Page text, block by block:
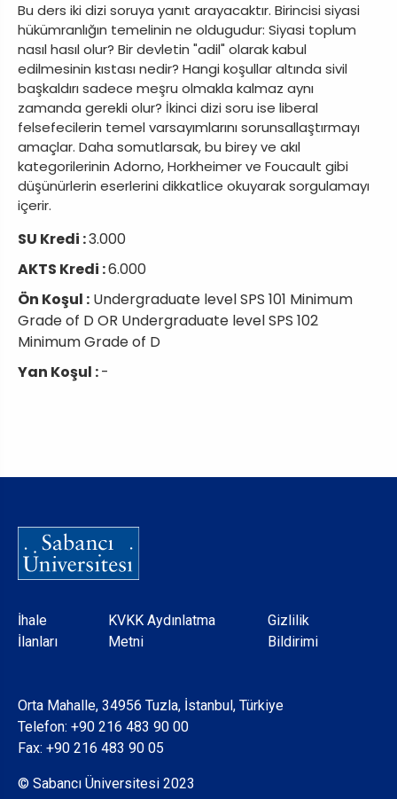
Bu ders iki dizi soruya yanıt arayacaktır. Birincisi siyasi
hükümranlığın temelinin ne oldugudur: Siyasi toplum
nasıl hasıl olur? Bir devletin "adil" olarak kabul
edilmesinin kıstası nedir? Hangi koşullar altında sivil
başkaldırı sadece meşru olmakla kalmaz aynı
zamanda gerekli olur? İkinci dizi soru ise liberal
felsefecilerin temel varsayımlarını sorunsallaştırmayı
amaçlar. Daha somutlarsak, bu birey ve akıl
kategorilerinin Adorno, Horkheimer ve Foucault gibi
düşünürlerin eserlerini dikkatlice okuyarak sorgulamayı
içerir.
SU Kredi :3.000
AKTS Kredi :6.000
Ön Koşul : Undergraduate level SPS 101 Minimum
Grade of D OR Undergraduate level SPS 102
Minimum Grade of D
Yan Koşul :-
Dipnot
İhale
İlanları
KVKK Aydınlatma
Metni
Gizlilik
Bildirimi
Orta Mahalle, 34956 Tuzla, İstanbul, Türkiye
Telefon: +90 216 483 90 00
Fax: +90 216 483 90 05
© Sabancı Üniversitesi 2023